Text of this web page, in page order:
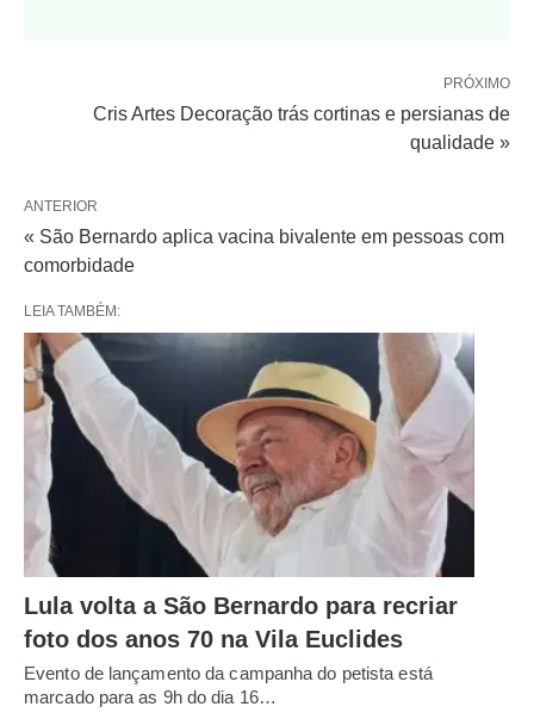
PRÓXIMO
Cris Artes Decoração trás cortinas e persianas de
qualidade »
ANTERIOR
« São Bernardo aplica vacina bivalente em pessoas com
comorbidade
LEIA TAMBÉM:
Lula volta a São Bernardo para recriar
foto dos anos 70 na Vila Euclides
Evento de lançamento da campanha do petista está
marcado para as 9h do dia 16…